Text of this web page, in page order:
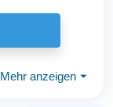
Mehr anzeigen ⏷